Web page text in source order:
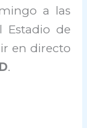
a las
Estadio de
en directo
.